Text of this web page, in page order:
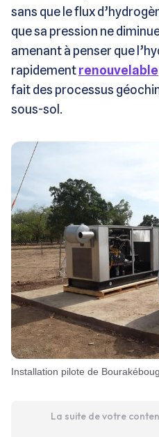
sans que le flux
que sa pression ne
amenant à penser que
rapidementrenouvelable
fait des processus
sous-sol.
installation pilote de
La suite de votre